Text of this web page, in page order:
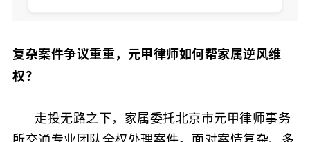
复杂案件争议重重， 元甲律师如何帮家属逆风维
权？
走投无路之下，家属委托北京市元甲律师事务
所交通专业团队全权处理案件。面对案情复杂、多